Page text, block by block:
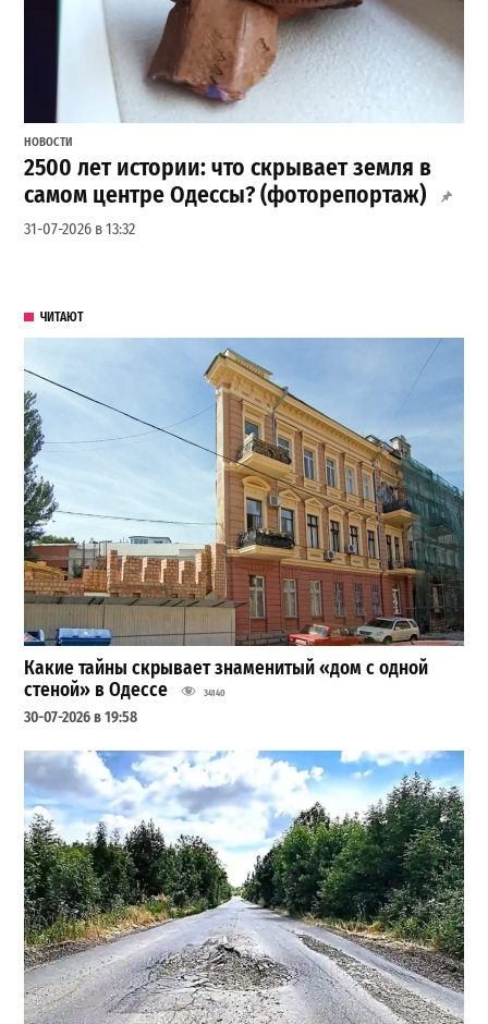
НОВОСТИ
2500 лет истории: что скрывает земля в
самом центре Одессы? (фоторепортаж)
31-07-2026 в 13:32
ЧИТАЮТ
Какие тайны скрывает знаменитый «дом с одной
стеной» в Одессе
34140
30-07-2026 в 19:58